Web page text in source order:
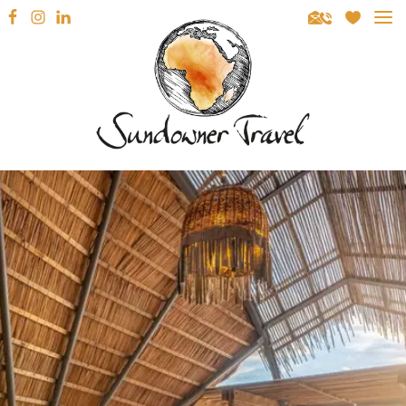
Sundowner Travel
REISEZIELE
SÜDAFRIKA
NAMIBIA
BOTSWANA
REISEARTEN
MIETWAGENRUNDREISEN
GEFÜHRTE RUNDREISEN
REISEBERATUNG
INSPIRATION